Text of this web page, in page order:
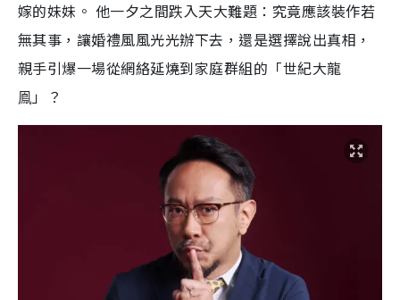
嫁的妹妹。 他一夕之間跌入天大難題：究竟應該裝作若
無其事，讓婚禮風風光光辦下去，還是選擇說出真相，
親手引爆一場從網絡延燒到家庭群組的「世紀大龍
鳯」？